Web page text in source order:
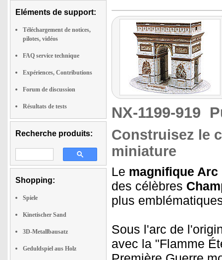
Eléments de support:
Téléchargement de notices,
pilotes, vidéos
FAQ service technique
Expériences, Contributions
Forum de discussion
Résultats de tests
Recherche produits:
Shopping:
Spiele
Kinetischer Sand
3D-Metallbausatz
Geduldspiel aus Holz
NX-1199-919
Construisez le
miniature
Le magnifique Arc
des célèbres
plus
Sous l'arc de
avec la "Flamme